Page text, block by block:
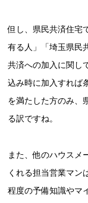
但し、県民共済住宅
有る人」「埼玉県民
共済への加入に関し
込み時に加入すれば
を満たした方のみ、
る訳ですね。
また、他のハウスメ
くれる担当営業マン
程度の予備知識やマ